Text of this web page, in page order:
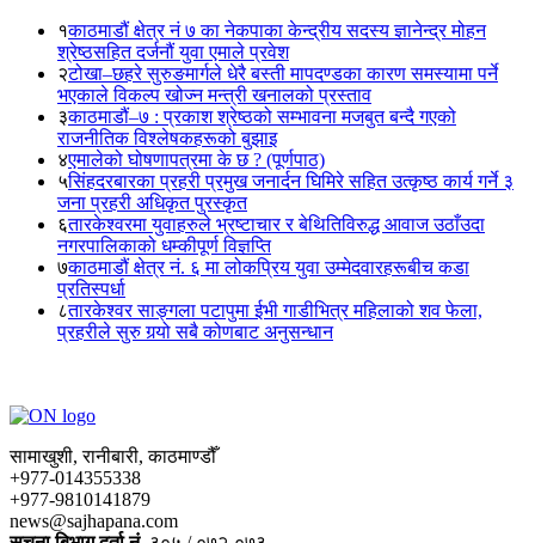
१काठमाडौं क्षेत्र नं ७ का नेकपाका केन्द्रीय सदस्य ज्ञानेन्द्र मोहन
श्रेष्ठसहित दर्जनौं युवा एमाले प्रवेश
२टोखा–छहरे सुरुङमार्गले धेरै बस्ती मापदण्डका कारण समस्यामा पर्ने
भएकाले विकल्प खोज्न मन्त्री खनालको प्रस्ताव
३काठमाडौं–७ : प्रकाश श्रेष्ठको सम्भावना मजबुत बन्दै गएको
राजनीतिक विश्लेषकहरूको बुझाइ
४एमालेको घोषणापत्रमा के छ ? (पूर्णपाठ)
५सिंहदरबारका प्रहरी प्रमुख जनार्दन घिमिरे सहित उत्कृष्ठ कार्य गर्ने ३
जना प्रहरी अधिकृत पुरस्कृत
६तारकेश्वरमा युवाहरुले भ्रष्टाचार र बेथितिविरुद्ध आवाज उठाँउदा
नगरपालिकाको धम्कीपूर्ण विज्ञप्ति
७काठमाडौं क्षेत्र नं. ६ मा लोकप्रिय युवा उम्मेदवारहरूबीच कडा
प्रतिस्पर्धा
८तारकेश्वर साङ्गला पटापुमा ईभी गाडीभित्र महिलाको शव फेला,
प्रहरीले सुरु गर्‍यो सबै कोणबाट अनुसन्धान
सामाखुशी, रानीबारी, काठमाण्डौँ
+977-014355338
+977-9810141879
news@sajhapana.com